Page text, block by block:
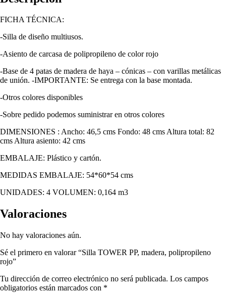
FICHA TÉCNICA:
-Silla de diseño multiusos.
-Asiento de carcasa de polipropileno de color rojo
-Base de 4 patas de madera de haya – cónicas – con varillas metálicas
de unión. -IMPORTANTE: Se entrega con la base montada.
-Otros colores disponibles
-Sobre pedido podemos suministrar en otros colores
DIMENSIONES : Ancho: 46,5 cms Fondo: 48 cms Altura total: 82
cms Altura asiento: 42 cms
EMBALAJE: Plástico y cartón.
MEDIDAS EMBALAJE: 54*60*54 cms
UNIDADES: 4 VOLUMEN: 0,164 m3
Valoraciones
No hay valoraciones aún.
Sé el primero en valorar “Silla TOWER PP, madera, polipropileno
rojo”
Tu dirección de correo electrónico no será publicada. Los campos
obligatorios están marcados con *